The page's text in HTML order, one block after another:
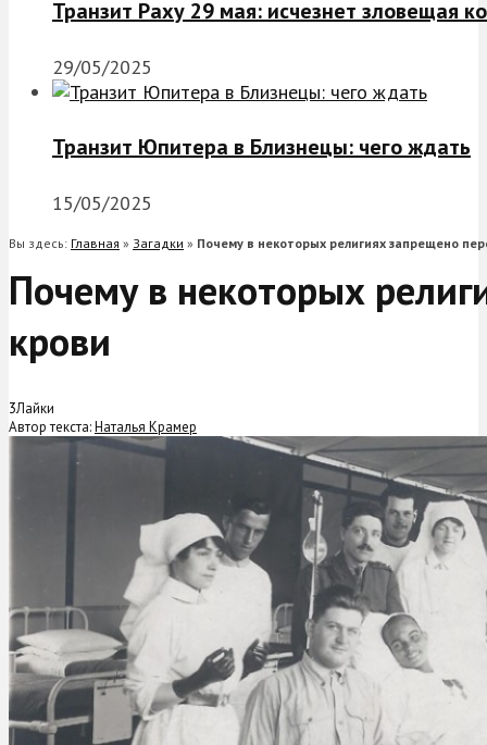
Транзит Раху 29 мая: исчезнет зловещая
29/05/2025
Транзит Юпитера в Близнецы: чего ждать
15/05/2025
Вы здесь: Главная » Загадки » Почему в некоторых религиях запрещено
Почему в некоторых
крови
3Лайки
Автор текста:Наталья Крамер